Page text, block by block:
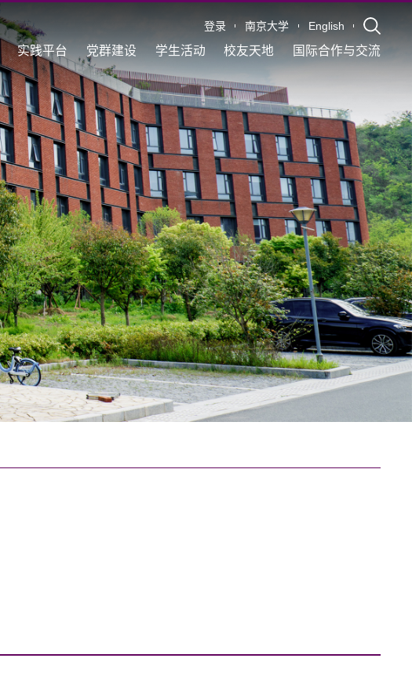
登录 南京大学 English
实践平台 党群建设 学生活动 校友天地 国际合作与交流